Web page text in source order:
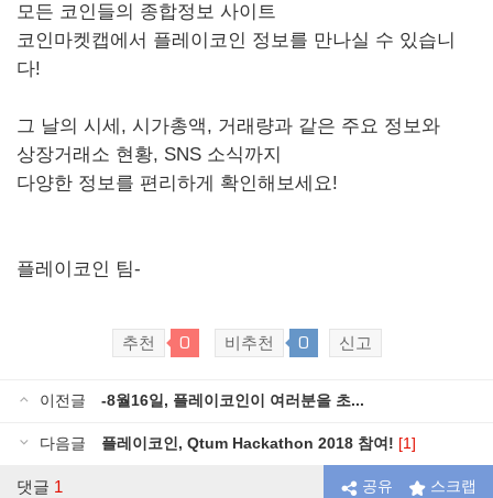
모든 코인들의 종합정보 사이트
코인마켓캡에서 플레이코인 정보를 만나실 수 있습니
다!
그 날의 시세, 시가총액, 거래량과 같은 주요 정보와
상장거래소 현황, SNS 소식까지
다양한 정보를 편리하게 확인해보세요!
플레이코인 팀-
추천 0 비추천 0 신고
이전글 -8월16일, 플레이코인이 여러분을 초...
다음글 플레이코인, Qtum Hackathon 2018 참여! [1]
댓글 1 공유 스크랩